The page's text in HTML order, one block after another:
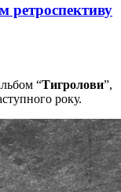
ретроспективу
“Тигролови”,
року.